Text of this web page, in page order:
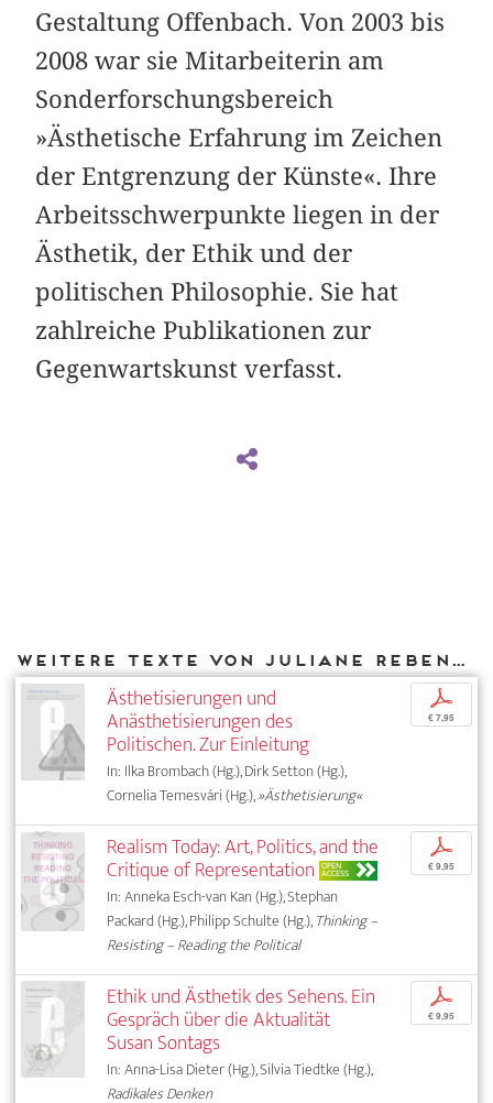
Gestaltung Offenbach. Von 2003 bis
2008 war sie Mitarbeiterin am
Sonderforschungsbereich
»Ästhetische Erfahrung im Zeichen
der Entgrenzung der Künste«. Ihre
Arbeitsschwerpunkte liegen in der
Ästhetik, der Ethik und der
politischen Philosophie. Sie hat
zahlreiche Publikationen zur
Gegenwartskunst verfasst.
Weitere Texte von Juliane Rebentisch bei DIAPHANES
Ästhetisierungen und
Anästhetisierungen des
Politischen. Zur Einleitung
In: Ilka Brombach (Hg.), Dirk Setton (Hg.),
Cornelia Temesvári (Hg.),»Ästhetisierung«
p
€ 7,95
Realism Today: Art, Politics, and the
Critique of Representation OPEN
ACCESS
In: Anneka Esch-van Kan (Hg.), Stephan
Packard (Hg.), Philipp Schulte (Hg.),Thinking –
Resisting – Reading the Political
p
€ 9,95
Ethik und Ästhetik des Sehens. Ein
Gespräch über die Aktualität
Susan Sontags
In: Anna-Lisa Dieter (Hg.), Silvia Tiedtke (Hg.),
Radikales Denken
p
€ 9,95